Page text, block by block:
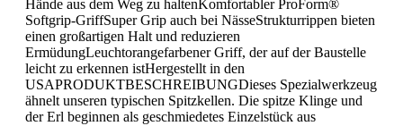
Hände aus dem Weg zu haltenKomfortabler ProForm®
Softgrip-GriffSuper Grip auch bei NässeStrukturrippen bieten
einen großartigen Halt und reduzieren
ErmüdungLeuchtorangefarbener Griff, der auf der Baustelle
leicht zu erkennen istHergestellt in den
USAPRODUKTBESCHREIBUNGDieses Spezialwerkzeug
ähnelt unseren typischen Spitzkellen. Die spitze Klinge und
der Erl beginnen als geschmiedetes Einzelstück aus